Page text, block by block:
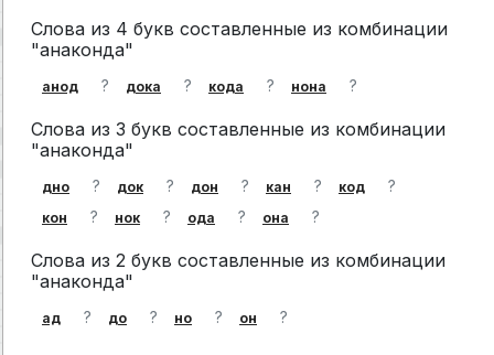
Слова из 4 букв составленные из комбинации
"анаконда"
анод ? дока ? кода ? нона ?
Слова из 3 букв составленные из комбинации
"анаконда"
дно ? док ? дон ? кан ? код ?
кон ? нок ? ода ? она ?
Слова из 2 букв составленные из комбинации
"анаконда"
ад ? до ? но ? он ?